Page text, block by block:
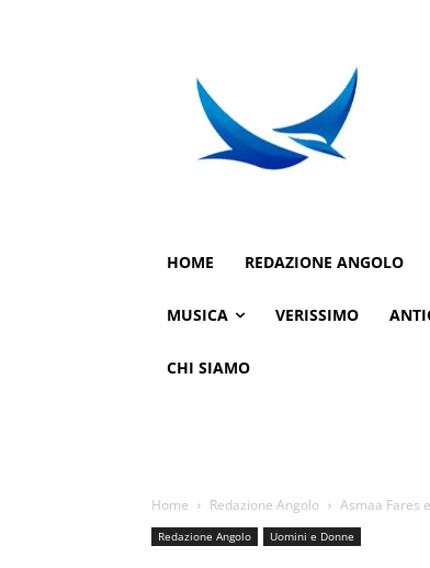
HOME REDAZIONE ANGOLO
MUSICA VERISSIMO
CHI SIAMO
Home Redazione Angolo Asmaa Fares
Redazione Angolo Uomini e Donne